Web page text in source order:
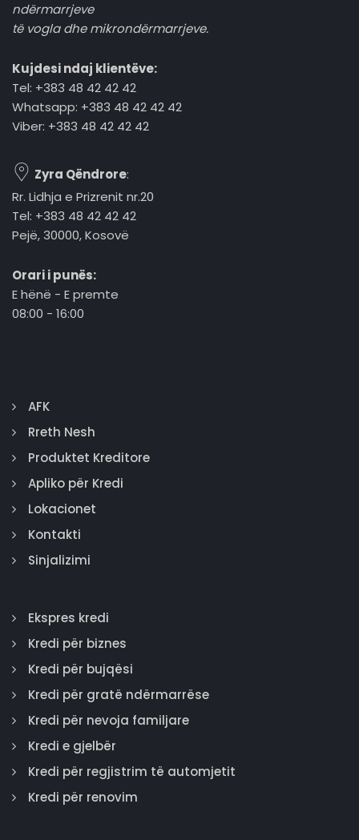
ndërmarrjeve
të vogla dhe mikrondërmarrjeve.
Kujdesi ndaj klientëve:
Tel: +383 48 42 42 42
Whatsapp: +383 48 42 42 42
Viber: +383 48 42 42 42
Zyra Qëndrore:
Rr. Lidhja e Prizrenit nr.20
Tel: +383 48 42 42 42
Pejë, 30000, Kosovë
Orari i punës:
E hënë - E premte
08:00 - 16:00
AFK
Rreth Nesh
Produktet Kreditore
Apliko për Kredi
Lokacionet
Kontakti
Sinjalizimi
Ekspres kredi
Kredi për biznes
Kredi për bujqësi
Kredi për gratë ndërmarrëse
Kredi për nevoja familjare
Kredi e gjelbër
Kredi për regjistrim të automjetit
Kredi për renovim